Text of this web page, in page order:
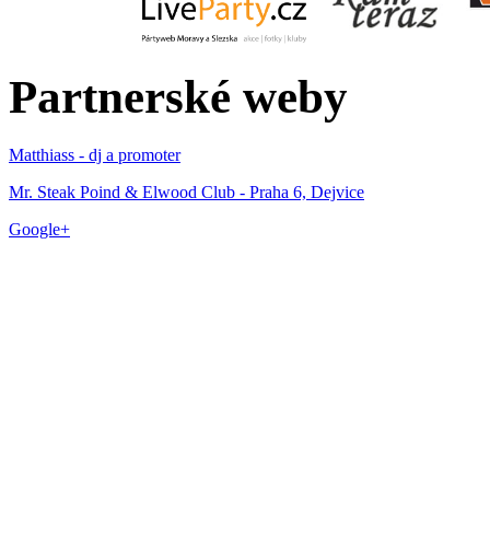
Partnerské weby
Matthiass - dj a promoter
Mr. Steak Poind & Elwood Club - Praha 6, Dejvice
Google+